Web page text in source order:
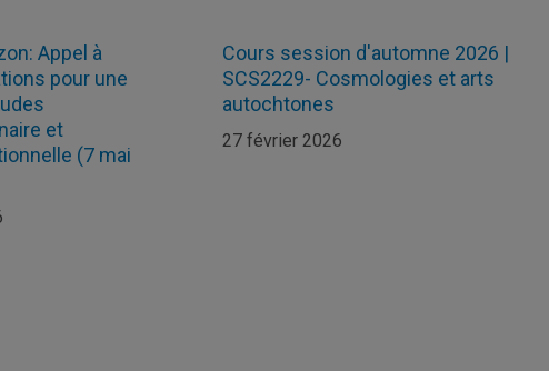
Appel à
pour une
et
(7 mai
Cours session d'automne 2026 |
SCS2229- Cosmologies et arts
autochtones
27 février 2026